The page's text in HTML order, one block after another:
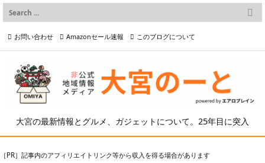
大宮の最新情報とグルメ、ガジェットについて。25年目に突入

メニュー

検索
お問い合わせ Amazonセール速報 このブログについて
プライバシーポリシー等
［PR］記事内のアフィリエイトリンク等から収入を得る場合があります